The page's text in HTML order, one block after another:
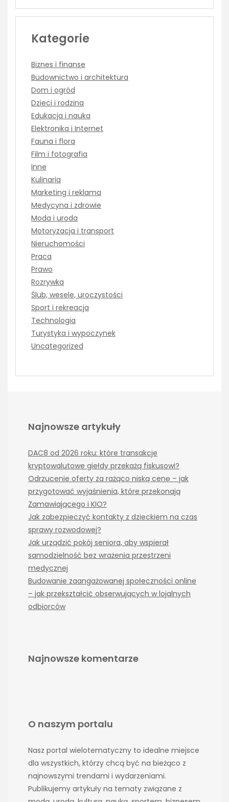
Kategorie
Biznes i finanse
Budownictwo i architektura
Dom i ogród
Dzieci i rodzina
Edukacja i nauka
Elektronika i Internet
Fauna i flora
Film i fotografia
Inne
Kulinaria
Marketing i reklama
Medycyna i zdrowie
Moda i uroda
Motoryzacja i transport
Nieruchomości
Praca
Prawo
Rozrywka
Ślub, wesele, uroczystości
Sport i rekreacja
Technologia
Turystyka i wypoczynek
Uncategorized
Najnowsze artykuły
DAC8 od 2026 roku: które transakcje
kryptowalutowe giełdy przekażą fiskusowi?
Odrzucenie oferty za rażąco niską cenę – jak
przygotować wyjaśnienia, które przekonają
Zamawiającego i KIO?
Jak zabezpieczyć kontakty z dzieckiem na czas
sprawy rozwodowej?
Jak urządzić pokój seniora, aby wspierał
samodzielność bez wrażenia przestrzeni
medycznej
Budowanie zaangażowanej społeczności online
– jak przekształcić obserwujących w lojalnych
odbiorców
Najnowsze komentarze
O naszym portalu
Nasz portal wielotematyczny to idealne miejsce
dla wszystkich, którzy chcą być na bieżąco z
najnowszymi trendami i wydarzeniami.
Publikujemy artykuły na tematy związane z